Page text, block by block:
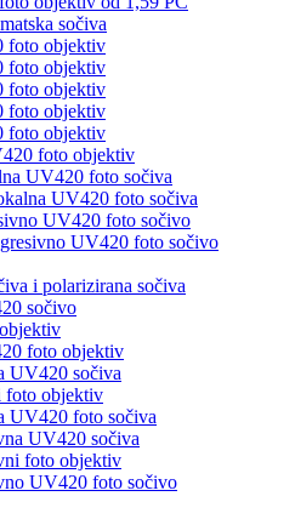
sočiva
foto objektiv
foto objektiv
foto objektiv
foto objektiv
foto objektiv
foto objektiv
UV420 foto sočiva
UV420 foto sočiva
UV420 foto sočivo
UV420 foto sočivo
i polarizirana sočiva
sočivo
foto objektiv
UV420 sočiva
foto objektiv
UV420 foto sočiva
UV420 sočiva
foto objektiv
UV420 foto sočivo